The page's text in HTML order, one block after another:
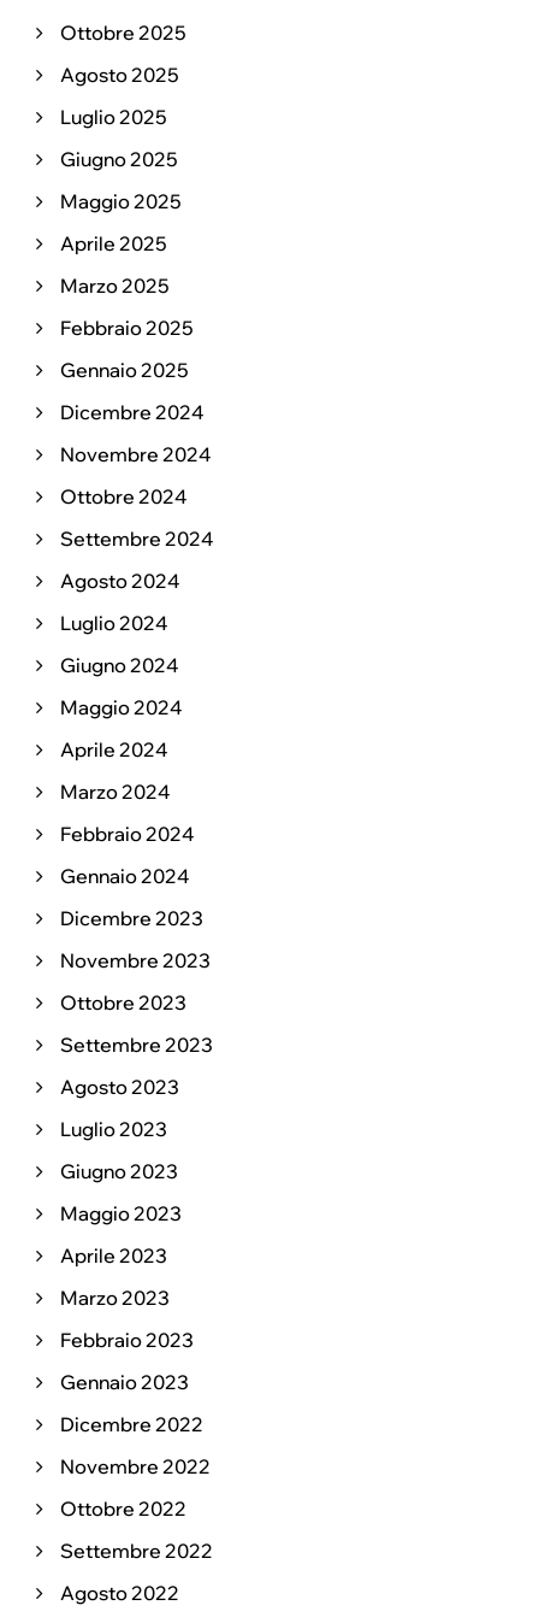
Ottobre 2025
Agosto 2025
Luglio 2025
Giugno 2025
Maggio 2025
Aprile 2025
Marzo 2025
Febbraio 2025
Gennaio 2025
Dicembre 2024
Novembre 2024
Ottobre 2024
Settembre 2024
Agosto 2024
Luglio 2024
Giugno 2024
Maggio 2024
Aprile 2024
Marzo 2024
Febbraio 2024
Gennaio 2024
Dicembre 2023
Novembre 2023
Ottobre 2023
Settembre 2023
Agosto 2023
Luglio 2023
Giugno 2023
Maggio 2023
Aprile 2023
Marzo 2023
Febbraio 2023
Gennaio 2023
Dicembre 2022
Novembre 2022
Ottobre 2022
Settembre 2022
Agosto 2022